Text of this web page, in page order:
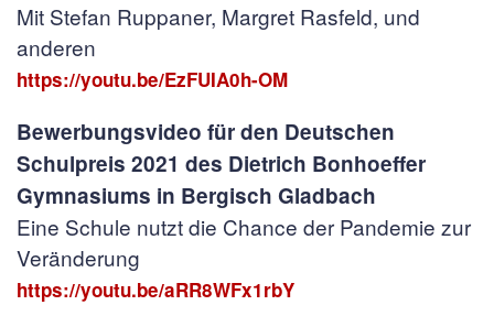
Mit Stefan Ruppaner, Margret Rasfeld, und
anderen
https://youtu.be/EzFUIA0h-OM
Bewerbungsvideo für den Deutschen
Schulpreis 2021 des Dietrich Bonhoeffer
Gymnasiums in Bergisch Gladbach
Eine Schule nutzt die Chance der Pandemie zur
Veränderung
https://youtu.be/aRR8WFx1rbY